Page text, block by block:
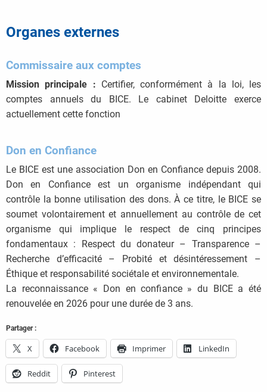
Organes externes
Commissaire aux comptes
Mission principale : Certifier, conformément à la loi, les
comptes annuels du BICE. Le cabinet Deloitte exerce
actuellement cette fonction
Don en Confiance
Le BICE est une association Don en Confiance depuis 2008.
Don en Confiance est un organisme indépendant qui
contrôle la bonne utilisation des dons. À ce titre, le BICE se
soumet volontairement et annuellement au contrôle de cet
organisme qui implique le respect de cinq principes
fondamentaux : Respect du donateur – Transparence –
Recherche d’efficacité – Probité et désintéressement –
Éthique et responsabilité sociétale et environnementale.
La reconnaissance « Don en confiance » du BICE a été
renouvelée en 2026 pour une durée de 3 ans.
Partager :
X Facebook Imprimer LinkedIn
Reddit Pinterest